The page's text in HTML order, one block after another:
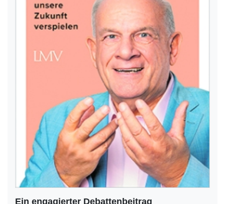
Ein engagierter Debattenbeitrag